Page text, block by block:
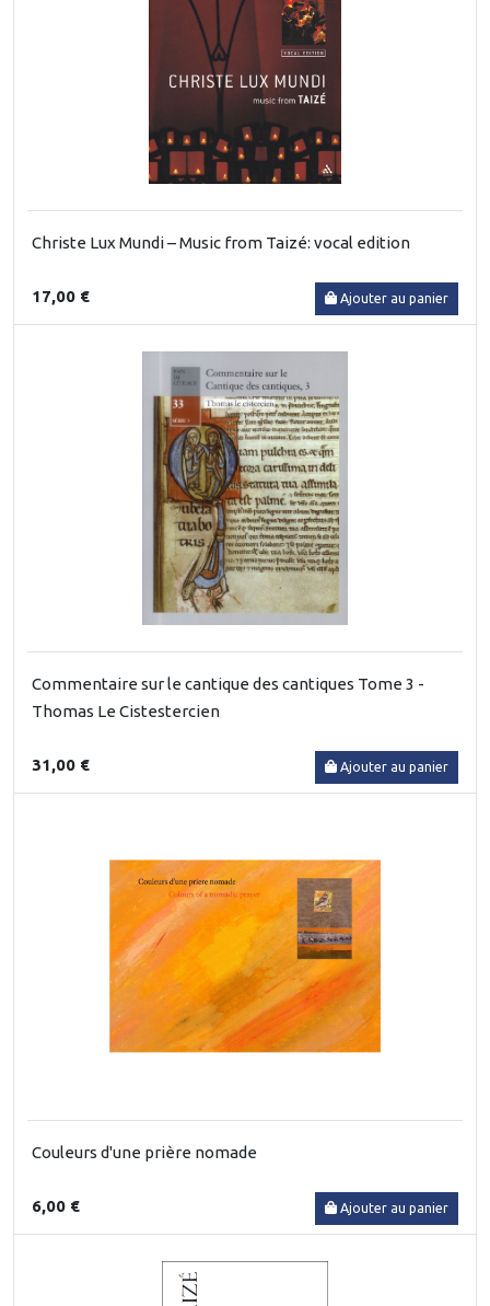
Christe Lux Mundi – Music from Taizé: vocal edition
17,00 € Ajouter au panier
Commentaire sur le cantique des cantiques Tome 3 -
Thomas Le Cistestercien
31,00 € Ajouter au panier
Couleurs d'une prière nomade
6,00 € Ajouter au panier